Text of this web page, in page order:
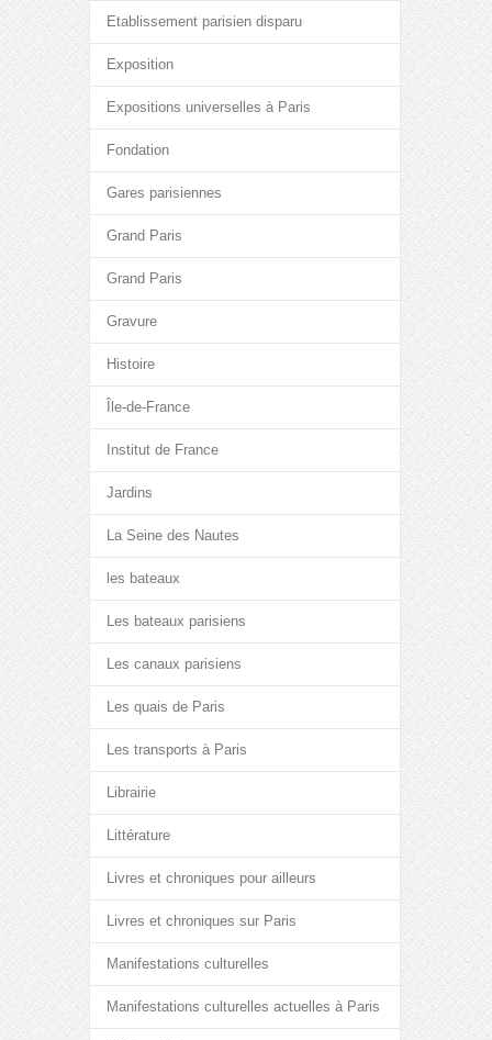
Etablissement parisien disparu
Exposition
Expositions universelles à Paris
Fondation
Gares parisiennes
Grand Paris
Grand Paris
Gravure
Histoire
Île-de-France
Institut de France
Jardins
La Seine des Nautes
les bateaux
Les bateaux parisiens
Les canaux parisiens
Les quais de Paris
Les transports à Paris
Librairie
Littérature
Livres et chroniques pour ailleurs
Livres et chroniques sur Paris
Manifestations culturelles
Manifestations culturelles actuelles à Paris